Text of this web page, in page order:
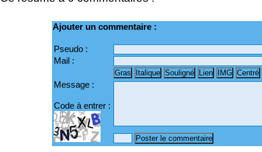
Ajouter un commentaire :
Pseudo :
Mail :
Message :
Code à entrer :